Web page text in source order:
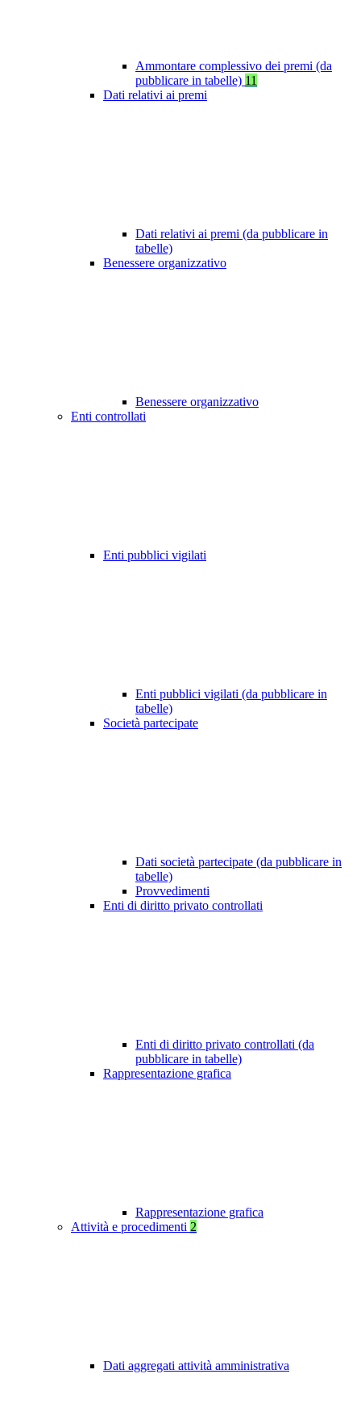
Ammontare complessivo dei premi (da
pubblicare in tabelle) 11
Dati relativi ai premi
Dati relativi ai premi (da pubblicare in
tabelle)
Benessere organizzativo
Benessere organizzativo
Enti controllati
Enti pubblici vigilati
Enti pubblici vigilati (da pubblicare in
tabelle)
Società partecipate
Dati società partecipate (da pubblicare in
tabelle)
Provvedimenti
Enti di diritto privato controllati
Enti di diritto privato controllati (da
pubblicare in tabelle)
Rappresentazione grafica
Rappresentazione grafica
Attività e procedimenti 2
Dati aggregati attività amministrativa